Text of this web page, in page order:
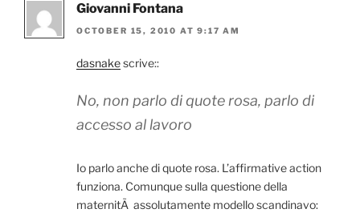
Giovanni Fontana
OCTOBER 15, 2010 AT 9:17 AM
dasnakescrive::
No, non parlo di quote rosa, parlo di
accesso al lavoro
Io parlo anche di quote rosa. L’affirmative action
funziona. Comunque sulla questione della
maternitÃ assolutamente modello scandinavo: